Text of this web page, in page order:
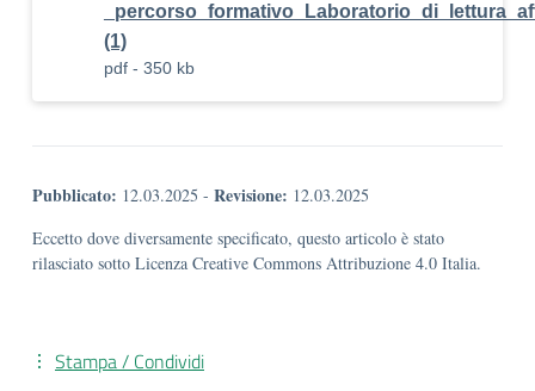
(1)
pdf - 350 kb
Pubblicato: 12.03.2025 - Revisione: 12.03.2025
Eccetto dove diversamente specificato, questo articolo è stato
rilasciato sotto Licenza Creative Commons Attribuzione 4.0 Italia.
Stampa / Condividi